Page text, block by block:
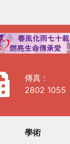
傳真 :
2802 1055
學術